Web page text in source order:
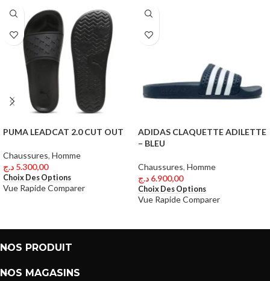
PUMA LEADCAT 2.0 CUT OUT
Chaussures, Homme
5.300,00 د.ج
Choix Des Options
Vue RapideComparer
ADIDAS CLAQUETTE ADILETTE
– BLEU
Chaussures, Homme
6.900,00 د.ج
Choix Des Options
Vue RapideComparer
NOS PRODUIT
NOS MAGASINS